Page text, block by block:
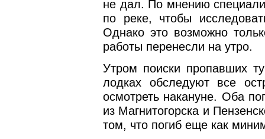
не дал. По мнению
по реке, чтобы
Однако это возможно
работы перенесли на утро.
Утром поиски пропавших
лодках обследуют все
осмотреть накануне. Оба
из Магнитогорска и
том, что погиб еще как